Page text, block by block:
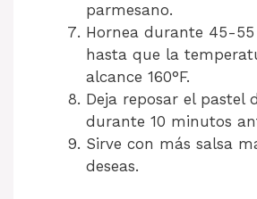
parmesano.
Hornea durante 45-
hasta que la
alcance 160°F.
Deja reposar el pastel
durante 10 minutos
Sirve con más salsa
deseas.